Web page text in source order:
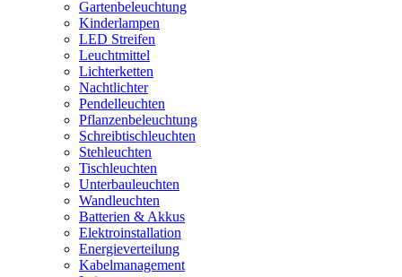
Gartenbeleuchtung
Kinderlampen
LED Streifen
Leuchtmittel
Lichterketten
Nachtlichter
Pendelleuchten
Pflanzenbeleuchtung
Schreibtischleuchten
Stehleuchten
Tischleuchten
Unterbauleuchten
Wandleuchten
Batterien & Akkus
Elektroinstallation
Energieverteilung
Kabelmanagement